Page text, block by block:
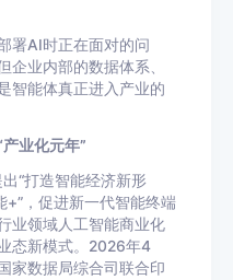
署AI时正在面对的问
企业内部的数据体系、
智能体真正进入产业的
业化元年”
“打造智能经济新形
+”，促进新一代智能终端
业领域人工智能商业化
态新模式。2026年4
家数据局综合司联合印